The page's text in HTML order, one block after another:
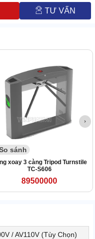
TƯ VẤN
sánh
xoay 3 càng Tripod Turnstile
TC-S606
89500000
/ AV110V (Tùy Chọn)